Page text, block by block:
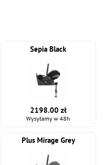
Sepia Black
2198.00 zł
Wysyłamy w 48h
Plus Mirage Grey